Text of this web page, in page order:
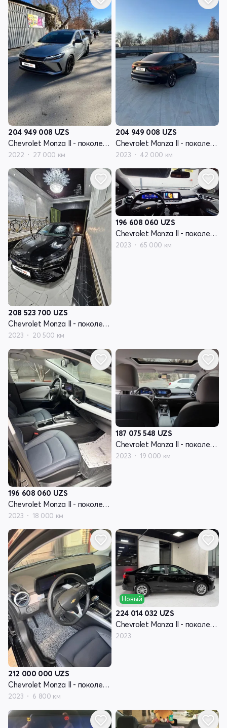
204 949 008 UZS
Chevrolet Monza II - поколение рестайлинг
2022 27 000 км
204 949 008 UZS
Chevrolet Monza II - поколение рестайлинг
2023 42 000 км
208 523 700 UZS
Chevrolet Monza II - поколение рестайлинг
2023 20 500 км
196 608 060 UZS
Chevrolet Monza II - поколение рестайлинг
2023 65 000 км
196 608 060 UZS
Chevrolet Monza II - поколение рестайлинг
2023 18 000 км
187 075 548 UZS
Chevrolet Monza II - поколение рестайлинг
2023 19 000 км
212 000 000 UZS
Chevrolet Monza II - поколение рестайлинг
2023 6 800 км
Новый
224 014 032 UZS
Chevrolet Monza II - поколение рестайлинг
2023